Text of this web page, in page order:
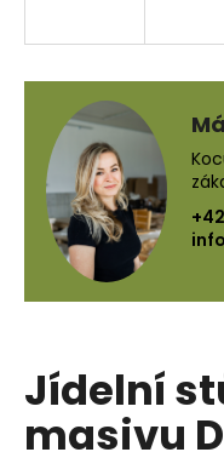
Jídelní
masivu
í
D
o
p